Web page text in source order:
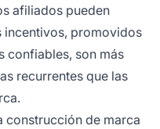
afiliados pueden
incentivos, promovidos
confiables, son más
recurrentes que las
construcción de marca